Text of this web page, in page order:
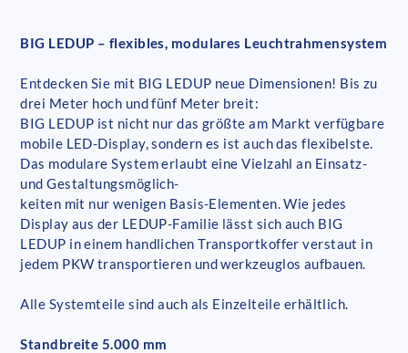
BIG LEDUP – flexibles, modulares Leuchtrahmensystem
Entdecken Sie mit BIG LEDUP neue Dimensionen! Bis zu
drei Meter hoch und fünf Meter breit:
BIG LEDUP ist nicht nur das größte am Markt verfügbare
mobile LED-Display, sondern es ist auch das flexibelste.
Das modulare System erlaubt eine Vielzahl an Einsatz-
und Gestaltungsmöglich-
keiten mit nur wenigen Basis-Elementen. Wie jedes
Display aus der LEDUP-Familie lässt sich auch BIG
LEDUP in einem handlichen Transportkoffer verstaut in
jedem PKW transportieren und werkzeuglos aufbauen.
Alle Systemteile sind auch als Einzelteile erhältlich.
Standbreite 5.000 mm